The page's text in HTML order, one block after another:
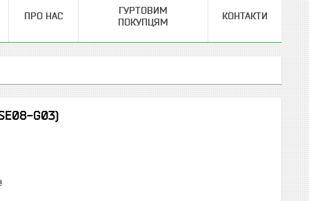
ПРО НАС
ГУРТОВИМ
ПОКУПЦЯМ
КОНТАКТИ
G03)